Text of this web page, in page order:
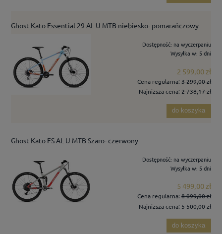
Ghost Kato Essential 29 AL U MTB niebiesko- pomarańczowy
Dostępność: na wyczerpaniu
Wysyłka w: 5 dni
2 599,00 zł
Cena regularna: 3 299,00 zł
Najniższa cena: 2 738,17 zł
do koszyka
Ghost Kato FS AL U MTB Szaro- czerwony
Dostępność: na wyczerpaniu
Wysyłka w: 5 dni
5 499,00 zł
Cena regularna: 8 099,00 zł
Najniższa cena: 5 500,00 zł
do koszyka